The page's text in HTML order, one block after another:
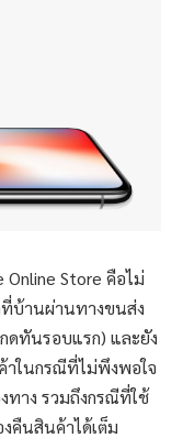
Store คือไม่
ที่บ้านผ่านทางขนส่ง
ดทันรอบแรก) และยัง
าในกรณีที่ไม่พึงพอใจ
ทาง รวมถึงกรณีที่ใช้
คืนสินค้าได้เต็ม